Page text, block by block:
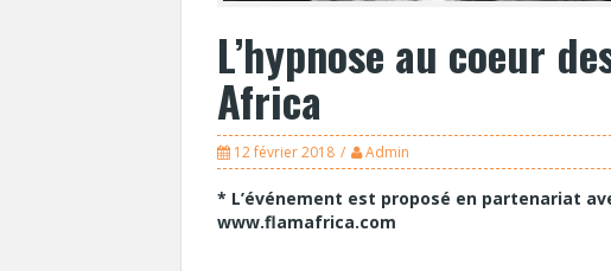
L’hypnose au coeur
Africa
12 février 2018 Admin
* L’événement est proposé en partenariat
www.flamafrica.com